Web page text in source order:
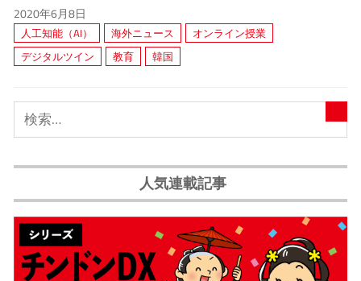
2020年6月8日
人工知能（AI） 海外ニュース
オンライン授業
デジタルツイン
教育 韓国
人気連載記事